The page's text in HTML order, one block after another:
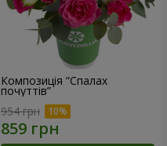
Композиція “Спалах
почуттів”
954 грн